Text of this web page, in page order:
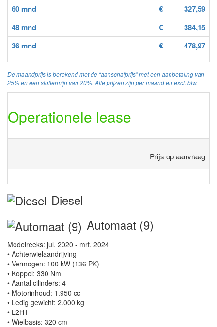
60 mnd
€
327,59
48 mnd
€
384,15
36 mnd
€ 478,97
De maandprijs is berekend met de “aanschafprijs” met een aanbetaling van
25% en een slottermijn van 20%. Alle prijzen zijn per maand en excl. btw.
Operationele lease
Prijs op aanvraag
Diesel
Automaat (9)
Modelreeks: jul. 2020 - mrt. 2024
• Achterwielaandrijving
• Vermogen: 100 kW (136 PK)
• Koppel: 330 Nm
• Aantal cilinders: 4
• Motorinhoud: 1.950 cc
• Ledig gewicht: 2.000 kg
• L2H1
• Wielbasis: 320 cm